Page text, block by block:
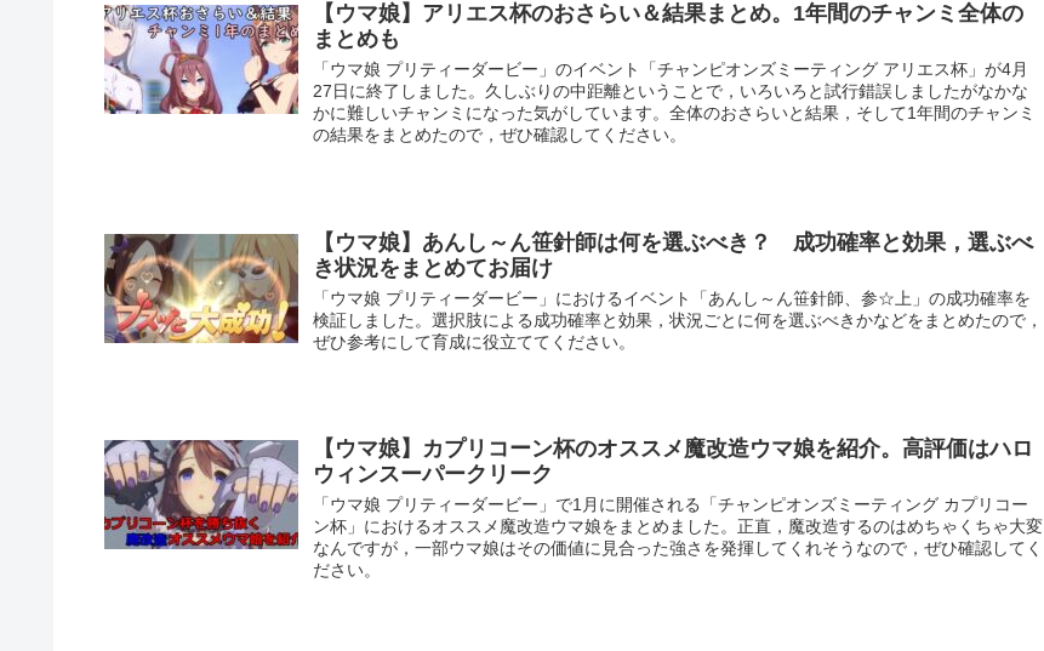
【ウマ娘】アリエス杯のおさらい＆結果まとめ。1年間のチャンミ全体の
まとめも
「ウマ娘 プリティーダービー」のイベント「チャンピオンズミーティング アリエス杯」が4月
27日に終了しました。久しぶりの中距離ということで，いろいろと試行錯誤しましたがなかな
かに難しいチャンミになった気がしています。全体のおさらいと結果，そして1年間のチャンミ
の結果をまとめたので，ぜひ確認してください。
【ウマ娘】あんし～ん笹針師は何を選ぶべき？ 成功確率と効果，選ぶべ
き状況をまとめてお届け
「ウマ娘 プリティーダービー」におけるイベント「あんし～ん笹針師、参☆上」の成功確率を
検証しました。選択肢による成功確率と効果，状況ごとに何を選ぶべきかなどをまとめたので，
ぜひ参考にして育成に役立ててください。
【ウマ娘】カプリコーン杯のオススメ魔改造ウマ娘を紹介。高評価はハロ
ウィンスーパークリーク
「ウマ娘 プリティーダービー」で1月に開催される「チャンピオンズミーティング カプリコー
ン杯」におけるオススメ魔改造ウマ娘をまとめました。正直，魔改造するのはめちゃくちゃ大変
なんですが，一部ウマ娘はその価値に見合った強さを発揮してくれそうなので，ぜひ確認してく
ださい。